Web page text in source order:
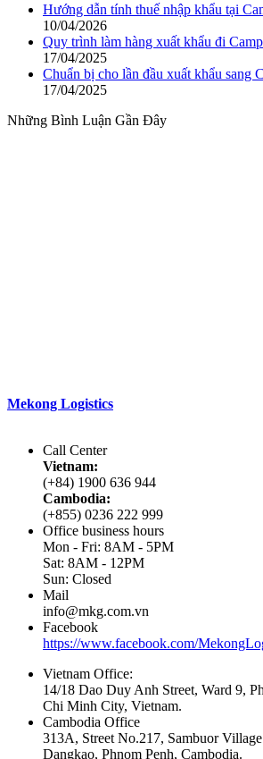
Hướng dẫn tính thuế nhập khẩu tại
10/04/2026
Quy trình làm hàng xuất khẩu đi
17/04/2025
Chuẩn bị cho lần đầu xuất khẩu sang
17/04/2025
Những Bình Luận Gần Đây
Mekong Logistics
Call Center
Vietnam:
(+84) 1900 636 944
Cambodia:
(+855) 0236 222 999
Office business hours
Mon - Fri: 8AM - 5PM
Sat: 8AM - 12PM
Sun: Closed
Mail
info@mkg.com.vn
Facebook
https://www.facebook.com/
Vietnam Office:
14/18 Dao Duy Anh Street, Ward 9,
Chi Minh City, Vietnam.
Cambodia Office
313A, Street No.217, Sambuor
Dangkao, Phnom Penh, Cambodia.